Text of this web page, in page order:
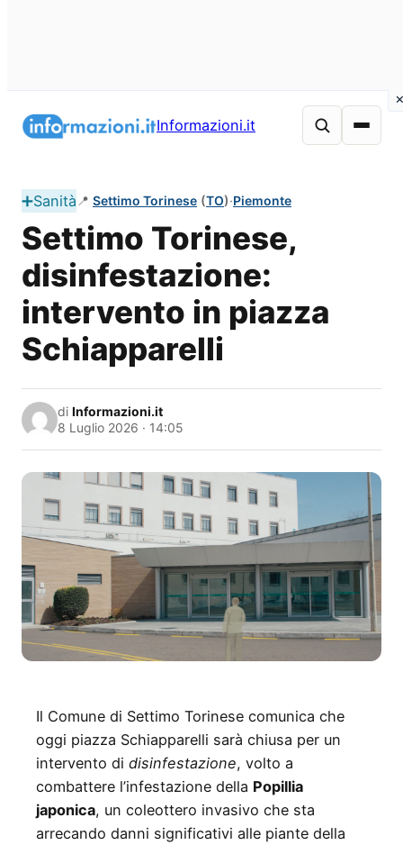
Informazioni.it
➕Sanità 📍 Settimo Torinese (TO)·Piemonte
Settimo Torinese,
disinfestazione:
intervento in piazza
Schiapparelli
di Informazioni.it
8 Luglio 2026 · 14:05
Il Comune di Settimo Torinese comunica che
oggi piazza Schiapparelli sarà chiusa per un
intervento di disinfestazione, volto a
combattere l’infestazione della Popillia
japonica, un coleottero invasivo che sta
arrecando danni significativi alle piante della